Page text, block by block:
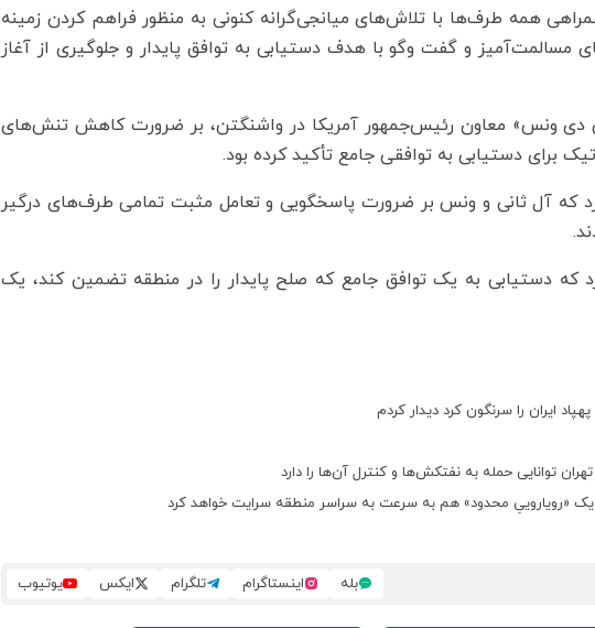
همه طرف‌ها با تلاش‌های میانجی‌گرانه کنونی به منظور فراهم کردن زمینه
و گفت‌ وگو با هدف دستیابی به توافق پایدار و جلوگیری از آغاز
دی ونس» معاون رئیس‌جمهور آمریکا در واشنگتن، بر ضرورت کاهش تنش‌های
برای دستیابی به توافقی جامع تأکید کرده بود.
که آل ثانی و ونس بر ضرورت پاسخگویی و تعامل مثبت تمامی طرف‌های درگیر
دستیابی به یک توافق جامع که صلح پایدار را در منطقه تضمین کند، یک
ایران را سرنگون کرد دیدار کردم
توانایی حمله به نفتکش‌ها و کنترل آن‌ها را دارد
یک «رویاروییِ محدود» هم به سرعت به سراسر منطقه سرایت خواهد کرد
بله اینستاگرام تلگرام ایکس یوتیوب